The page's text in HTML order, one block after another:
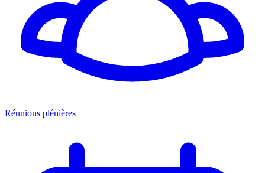
Réunions plénières